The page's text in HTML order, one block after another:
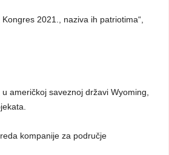
2021., naziva ih patriotima“,
američkoj saveznoj državi Wyoming,
kompanije za područje